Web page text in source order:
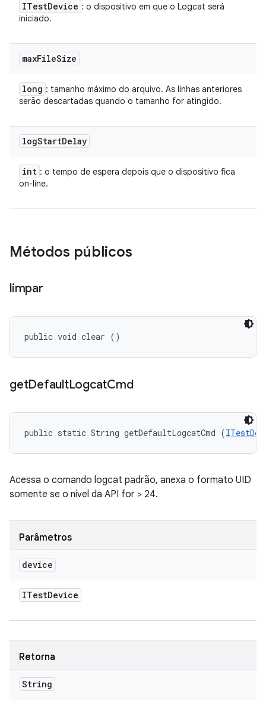
ITestDevice : o dispositivo em que o Logcat será
iniciado.
maxFileSize
long : tamanho máximo do arquivo. As linhas anteriores
serão descartadas quando o tamanho for atingido.
logStartDelay
int : o tempo de espera depois que o dispositivo fica
on-line.
Métodos públicos
limpar
public void clear ()
getDefaultLogcatCmd
public static String getDefaultLogcatCmd (
Acessa o comando logcat padrão, anexa o formato UID
somente se o nível da API for > 24.
Parâmetros
device
ITestDevice
Retorna
String